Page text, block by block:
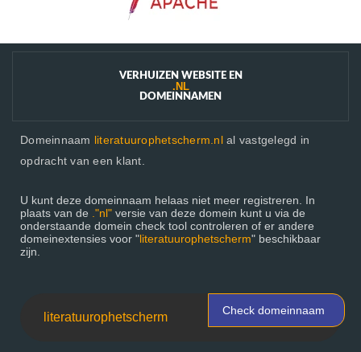
VERHUIZEN WEBSITE EN
.NL
DOMEINNAMEN
Domeinnaam literatuurophetscherm.nlal vastgelegd in
opdracht van een klant.
U kunt deze domeinnaam helaas niet meer registreren. In
plaats van de ."nl" versie van deze domein kunt u via de
onderstaande domein check tool controleren of er andere
domeinextensies voor "literatuurophetscherm" beschikbaar
zijn.
Check domeinnaam